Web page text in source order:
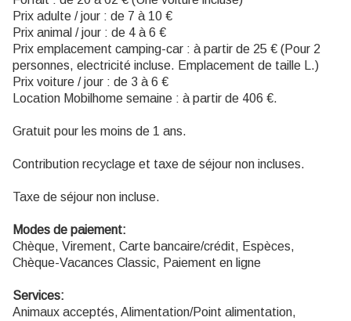
Prix adulte / jour : de 7 à 10 €
Prix animal / jour : de 4 à 6 €
Prix emplacement camping-car : à partir de 25 € (Pour 2
personnes, electricité incluse. Emplacement de taille L.)
Prix voiture / jour : de 3 à 6 €
Location Mobilhome semaine : à partir de 406 €.
Gratuit pour les moins de 1 ans.
Contribution recyclage et taxe de séjour non incluses.
Taxe de séjour non incluse.
Modes de paiement:
Chèque, Virement, Carte bancaire/crédit, Espèces,
Chèque-Vacances Classic, Paiement en ligne
Services:
Animaux acceptés, Alimentation/Point alimentation,